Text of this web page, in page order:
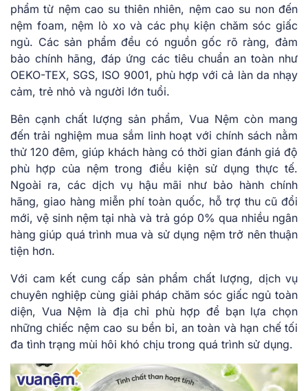
phẩm từ nệm cao su thiên nhiên, nệm cao su non đến
nệm foam, nệm lò xo và các phụ kiện chăm sóc giấc
ngủ. Các sản phẩm đều có nguồn gốc rõ ràng, đảm
bảo chính hãng, đáp ứng các tiêu chuẩn an toàn như
OEKO-TEX, SGS, ISO 9001, phù hợp với cả làn da nhạy
cảm, trẻ nhỏ và người lớn tuổi.
Bên cạnh chất lượng sản phẩm, Vua Nệm còn mang
đến trải nghiệm mua sắm linh hoạt với chính sách nằm
thử 120 đêm, giúp khách hàng có thời gian đánh giá độ
phù hợp của nệm trong điều kiện sử dụng thực tế.
Ngoài ra, các dịch vụ hậu mãi như bảo hành chính
hãng, giao hàng miễn phí toàn quốc, hỗ trợ thu cũ đổi
mới, vệ sinh nệm tại nhà và trả góp 0% qua nhiều ngân
hàng giúp quá trình mua và sử dụng nệm trở nên thuận
tiện hơn.
Với cam kết cung cấp sản phẩm chất lượng, dịch vụ
chuyên nghiệp cùng giải pháp chăm sóc giấc ngủ toàn
diện, Vua Nệm là địa chỉ phù hợp để bạn lựa chọn
những chiếc nệm cao su bền bỉ, an toàn và hạn chế tối
đa tình trạng mùi hôi khó chịu trong quá trình sử dụng.